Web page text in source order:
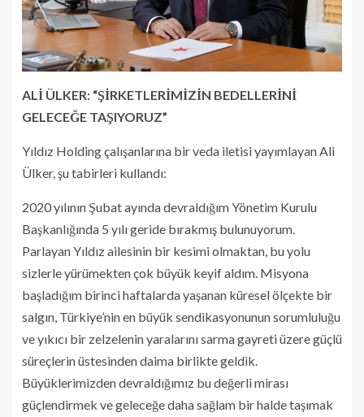
ALİ ÜLKER: “ŞİRKETLERİMİZİN BEDELLERİNİ
GELECEĞE TAŞIYORUZ”
Yıldız Holding çalışanlarına bir veda iletisi yayımlayan Ali
Ülker, şu tabirleri kullandı:
2020 yılının Şubat ayında devraldığım Yönetim Kurulu
Başkanlığında 5 yılı geride bırakmış bulunuyorum.
Parlayan Yıldız ailesinin bir kesimi olmaktan, bu yolu
sizlerle yürümekten çok büyük keyif aldım. Misyona
başladığım birinci haftalarda yaşanan küresel ölçekte bir
salgın, Türkiye’nin en büyük sendikasyonunun sorumluluğu
ve yıkıcı bir zelzelenin yaralarını sarma gayreti üzere güçlü
süreçlerin üstesinden daima birlikte geldik.
Büyüklerimizden devraldığımız bu değerli mirası
güçlendirmek ve geleceğe daha sağlam bir halde taşımak